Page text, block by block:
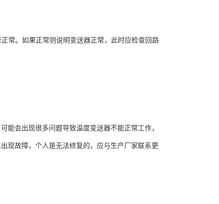
常。如果正常则说明变送器正常，此时应检查回路
能会出现很多问题导致温度变送器不能正常工作，
现故障，个人是无法修复的，应与生产厂家联系更